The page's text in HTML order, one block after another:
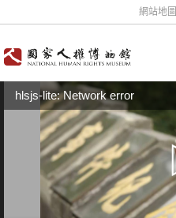
網站地圖
hlsjs-lite: Network error